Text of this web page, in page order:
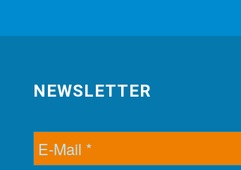
NEWSLETTER